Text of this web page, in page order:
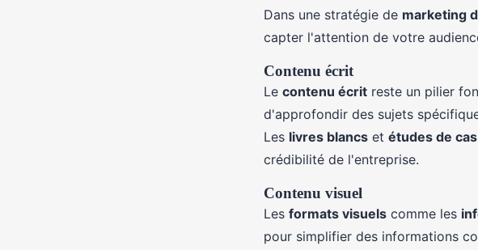
Dans une stratégie de marketing
capter l'attention de votre
Contenu écrit
Le contenu écrit reste un pilier
d'approfondir des sujets
Les livres blancs et études de cas
crédibilité de l'entreprise.
Contenu visuel
Les formats visuels comme les
pour simplifier des informations